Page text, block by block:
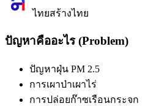
ไทยสร้างไทย
ปัญหาคืออะไร (Problem)
ปัญหาฝุ่น PM 2.5
การเผาป่าเผาไร่
การปล่อยก๊าซเรือนกระจก